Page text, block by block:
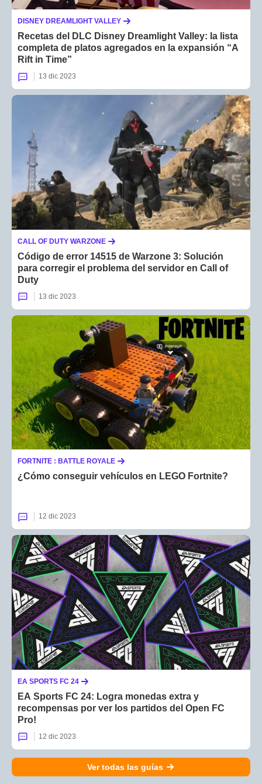
DISNEY DREAMLIGHT VALLEY
Recetas del DLC Disney Dreamlight Valley: la lista
completa de platos agregados en la expansión “A
Rift in Time”
13 dic 2023
CALL OF DUTY WARZONE
Código de error 14515 de Warzone 3: Solución
para corregir el problema del servidor en Call of
Duty
13 dic 2023
FORTNITE : BATTLE ROYALE
¿Cómo conseguir vehículos en LEGO Fortnite?
12 dic 2023
EA SPORTS FC 24
EA Sports FC 24: Logra monedas extra y
recompensas por ver los partidos del Open FC
Pro!
12 dic 2023
Ver todas las guías